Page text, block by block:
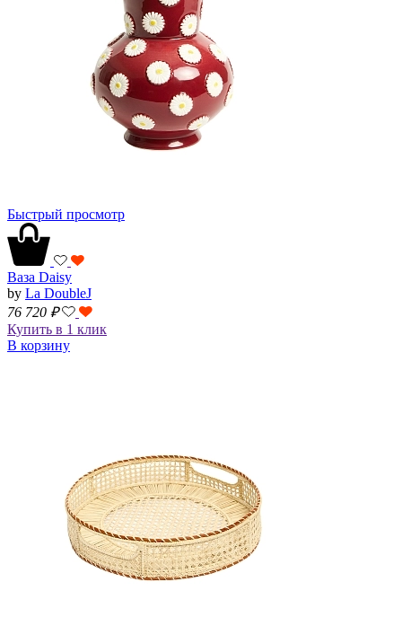
Быстрый просмотр
Ваза Daisy
by La DoubleJ
76 720 ₽
Купить в 1 клик
В корзину